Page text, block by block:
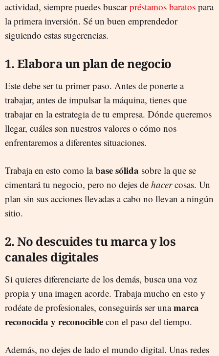
actividad, siempre puedes buscarpréstamos baratos para
la primera inversión. Sé un buen emprendedor
siguiendo estas sugerencias.
1. Elabora un plan de negocio
Este debe ser tu primer paso. Antes de ponerte a
trabajar, antes de impulsar la máquina, tienes que
trabajar en la estrategia de tu empresa. Dónde queremos
llegar, cuáles son nuestros valores o cómo nos
enfrentaremos a diferentes situaciones.
Trabaja en esto como labase sólida sobre la que se
cimentará tu negocio, pero no dejes de hacercosas. Un
plan sin sus acciones llevadas a cabo no llevan a ningún
sitio.
2. No descuides tu marca y los
canales digitales
Si quieres diferenciarte de los demás, busca una voz
propia y una imagen acorde. Trabaja mucho en esto y
rodéate de profesionales, conseguirás ser unamarca
reconocida y reconocible con el paso del tiempo.
Además, no dejes de lado el mundo digital. Unas redes